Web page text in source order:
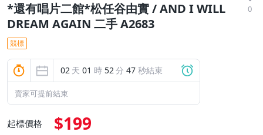
*還有唱片二館*松任谷由實 / AND I WILL
DREAM AGAIN 二手 A2683
0
競標
02 天 01 時 52分 47 秒結束
賣家可提前結束
起標價格 $199